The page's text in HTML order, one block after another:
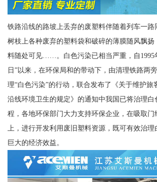
铁路沿线的路坡上丢弃的废塑料伴随着列车一路
树枝上各种废弃的塑料袋和破碎的薄膜随风飘扬
料随处可见……。白色污染已相当严重，自1995
日”以来，在环保局和的带动下，由清理铁路两
理“白色污染”的行动，联合发布了《关于维护旅
沿线环境卫生的规定》的通知中我国已将治理白
程，各地环保部门大力支持环保企业，在吸取门
上，进行开发利用废旧塑料资源，既可有效治理
巨大的经济效益。